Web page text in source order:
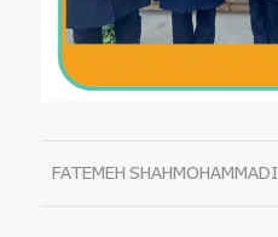
FATEMEH SHAHMOHAMMADI